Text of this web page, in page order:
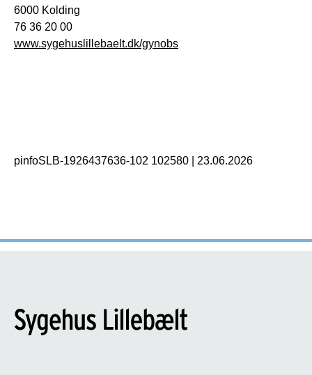
6000 Kolding
76 36 20 00
www.sygehuslillebaelt.dk/gynobs
pinfoSLB-1926437636-102 102580 23.06.2026